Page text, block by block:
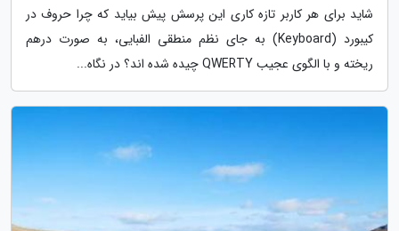
شاید برای هر کاربر تازه کاری این پرسش پیش بیاید که چرا حروف در
کیبورد (Keyboard) به جای نظم منطقی الفبایی، به صورت درهم
ریخته و با الگوی عجیب QWERTY چیده شده اند؟ در نگاه...